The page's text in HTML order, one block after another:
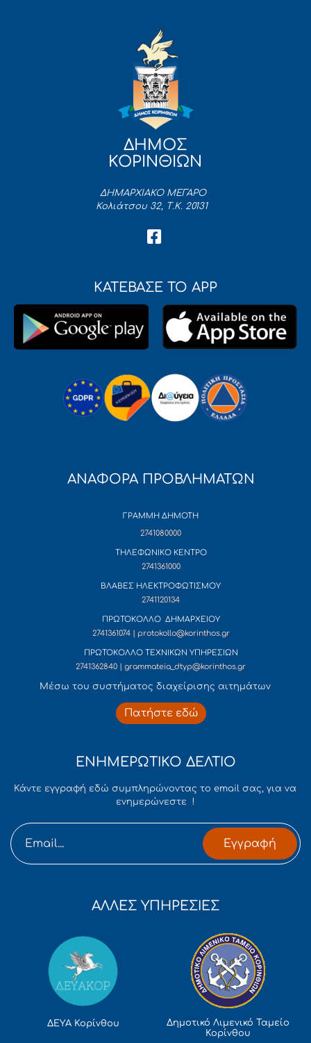
ΔΗΜΟΣ
ΚΟΡΙΝΘΙΩΝ
ΔΗΜΑΡΧΙΑΚΟ ΜΕΓΑΡΟ
Κολιάτσου 32, Τ.Κ. 20131
ΚΑΤΕΒΑΣΕ ΤΟ APP
ΑΝΑΦΟΡΑ ΠΡΟΒΛΗΜΑΤΩΝ
ΓΡΑΜΜΗ ΔΗΜΟΤΗ
2741080000
ΤΗΛΕΦΩΝΙΚΟ ΚΕΝΤΡΟ
2741361000
ΒΛΑΒΕΣ ΗΛΕΚΤΡΟΦΩΤΙΣΜΟΥ
2741120134
ΠΡΩΤΟΚΟΛΛΟ ΔΗΜΑΡΧΕΙΟΥ
2741361074 | protokollo@korinthos.gr
ΠΡΩΤΟΚΟΛΛΟ ΤΕΧΝΙΚΩΝ ΥΠΗΡΕΣΙΩΝ
2741362840 | grammateia_dtyp@korinthos.gr
Mέσω του συστήματος διαχείρισης αιτημάτων
Πατήστε εδώ
ΕΝΗΜΕΡΩΤΙΚΟ ΔΕΛΤΙΟ
Κάντε εγγραφή εδώ συμπληρώνοντας το email σας, για να
ενημερώνεστε !
Εγγραφή
ΑΛΛΕΣ ΥΠΗΡΕΣΙΕΣ
ΔΕΥΑ Κορίνθου
Δημοτικό Λιμενικό Ταμείο
Κορίνθου